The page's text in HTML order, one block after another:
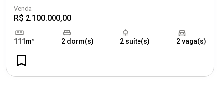
Venda
R$ 2.100.000,00
111m² 2 dorm(s) 2 suíte(s) 2 vaga(s)